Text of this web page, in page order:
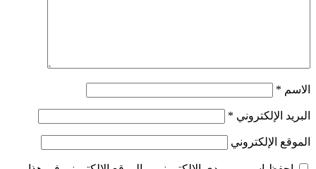
الاسم *
البريد الإلكتروني *
الموقع الإلكتروني